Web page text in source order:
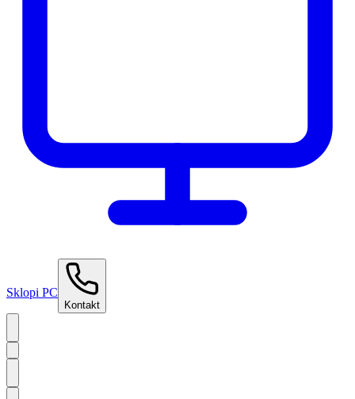
Sklopi PC
Kontakt